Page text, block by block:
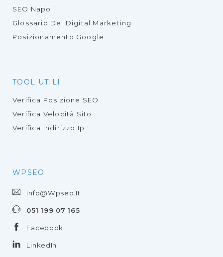
SEO Napoli
Glossario Del Digital Marketing
Posizionamento Google
TOOL UTILI
Verifica Posizione SEO
Verifica Velocità Sito
Verifica Indirizzo Ip
WPSEO
Info@wpseo.it
051 199 07 165
Facebook
LinkedIn